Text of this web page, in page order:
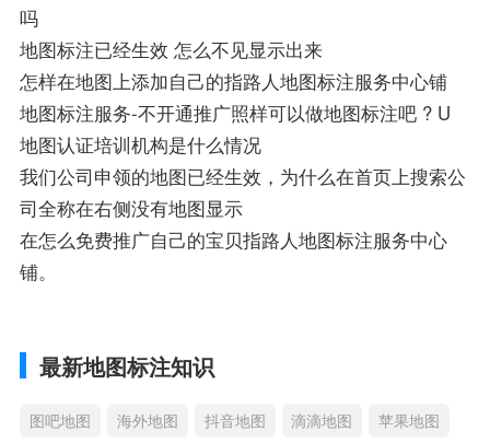
吗
地图标注已经生效 怎么不见显示出来
怎样在地图上添加自己的指路人地图标注服务中心铺
地图标注服务-不开通推广照样可以做地图标注吧 ? U
地图认证培训机构是什么情况
我们公司申领的地图已经生效，为什么在首页上搜索公
司全称在右侧没有地图显示
在怎么免费推广自己的宝贝指路人地图标注服务中心
铺。
最新地图标注知识
图吧地图 海外地图 抖音地图 滴滴地图 苹果地图